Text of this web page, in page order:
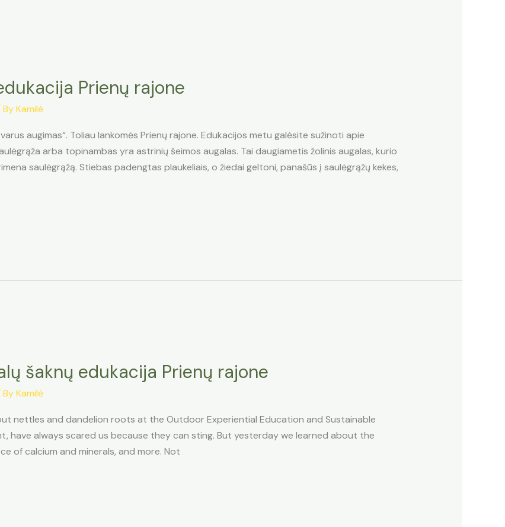
Prienų rajone
ByKamilė
augimas“. Toliau lankomės Prienų rajone. Edukacijos metu galėsite sužinoti apie
arba topinambas yra astrinių šeimos augalas. Tai daugiametis žolinis augalas, kurio
saulėgrąžą. Stiebas padengtas plaukeliais, o žiedai geltoni, panašūs į saulėgrąžų kekes,
šaknų edukacija Prienų rajone
ByKamilė
nettles and dandelion roots at the Outdoor Experiential Education and Sustainable
have always scared us because they can sting. But yesterday we learned about the
of calcium and minerals, and more. Not